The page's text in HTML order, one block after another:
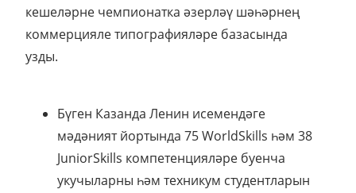
кешеләрне чемпионатка әзерләү шәһәрнең
коммерцияле типографияләре базасында
узды.
Бүген Казанда Ленин исемендәге
мәдәният йортында 75 WorldSkills һәм 38
JuniorSkills компетенцияләре буенча
укучыларны һәм техникум студентларын